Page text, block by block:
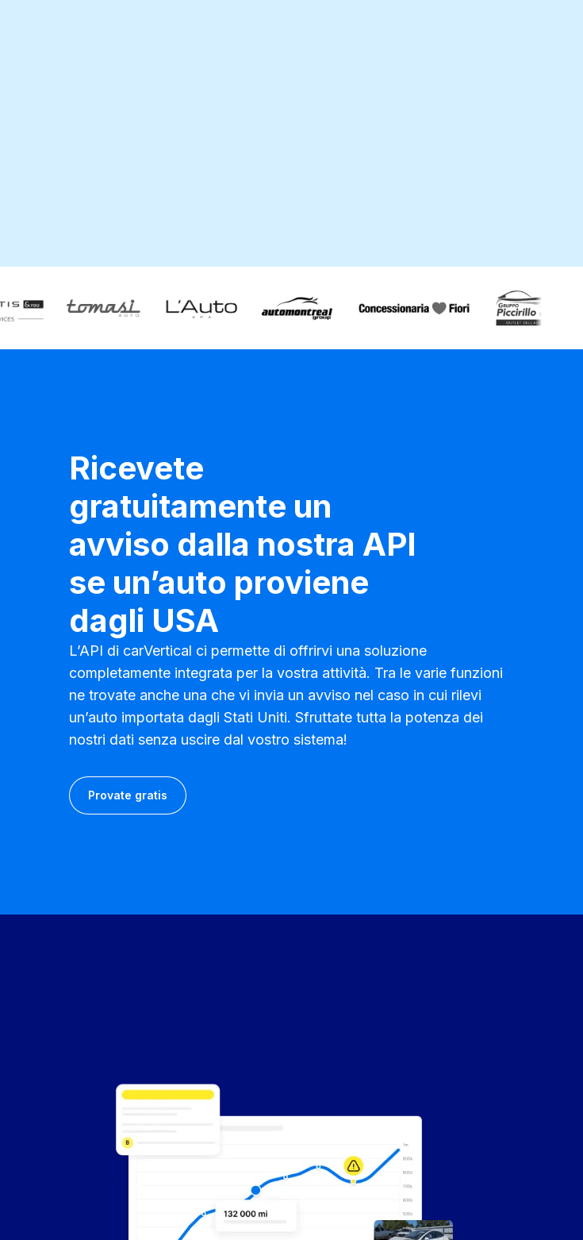
44%
Media globale del valore dei
danni
Ricevete
gratuitamente un
avviso dalla nostra API
se un’auto proviene
dagli USA
L’API di carVertical ci permette di offrirvi una soluzione
completamente integrata per la vostra attività. Tra le varie funzioni
ne trovate anche una che vi invia un avviso nel caso in cui rilevi
un’auto importata dagli Stati Uniti. Sfruttate tutta la potenza dei
nostri dati senza uscire dal vostro sistema!
Provate gratis